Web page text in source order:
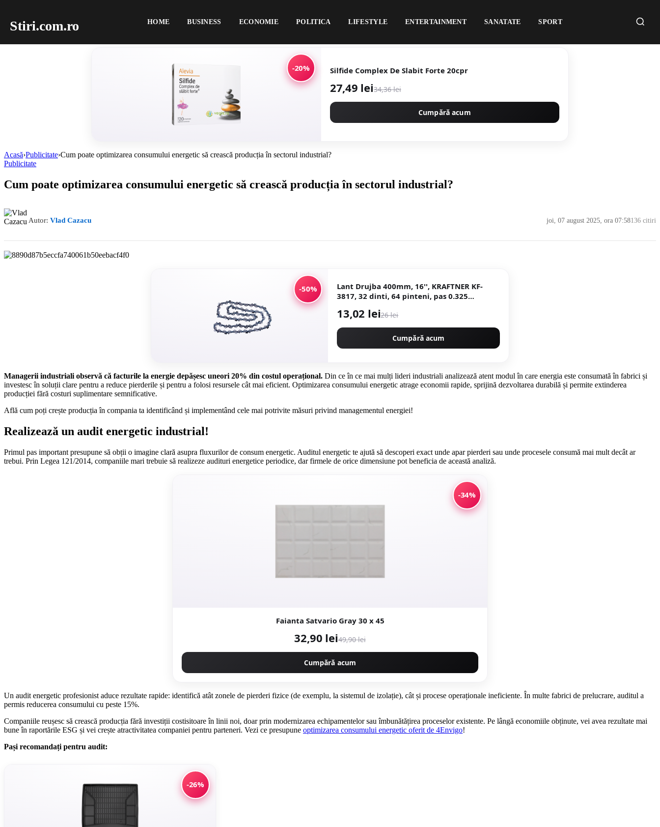
Stiri.com.ro HOME BUSINESS ECONOMIE POLITICA LIFESTYLE ENTERTAINMENT SANATATE SPORT
-20% Silfide Complex De Slabit Forte 20cpr
27,49 lei34,36 lei
Cumpără acum
Acasă›Publicitate›Cum poate optimizarea consumului energetic să crească producția în sectorul industrial?
Publicitate
Cum poate optimizarea consumului energetic să crească producția în sectorul industrial?
Autor: Vlad Cazacu joi, 07 august 2025, ora 07:58136 citiri
-50%
Lant Drujba 400mm, 16'', KRAFTNER KF-
3817, 32 dinti, 64 pinteni, pas 0.325
13,02 lei26 lei
Cumpără acum
Managerii industriali observă că facturile la energie depășesc uneori 20% din costul operațional. Din ce în ce mai mulți lideri industriali analizează atent modul în care energia este consumată în fabrici și
investesc în soluții clare pentru a reduce pierderile și pentru a folosi resursele cât mai eficient. Optimizarea consumului energetic atrage economii rapide, sprijină dezvoltarea durabilă și permite extinderea
producției fără costuri suplimentare semnificative.
Află cum poți crește producția în compania ta identificând și implementând cele mai potrivite măsuri privind managementul energiei!
Realizează un audit energetic industrial!
Primul pas important presupune să obții o imagine clară asupra fluxurilor de consum energetic. Auditul energetic te ajută să descoperi exact unde apar pierderi sau unde procesele consumă mai mult decât ar
trebui. Prin Legea 121/2014, companiile mari trebuie să realizeze audituri energetice periodice, dar firmele de orice dimensiune pot beneficia de această analiză.
-34%
Faianta Satvario Gray 30 x 45
32,90 lei49,90 lei
Cumpără acum
Un audit energetic profesionist aduce rezultate rapide: identifică atât zonele de pierderi fizice (de exemplu, la sistemul de izolație), cât și procese operaționale ineficiente. În multe fabrici de prelucrare, auditul a
permis reducerea consumului cu peste 15%.
Companiile reușesc să crească producția fără investiții costisitoare în linii noi, doar prin modernizarea echipamentelor sau îmbunătățirea proceselor existente. Pe lângă economiile obținute, vei avea rezultate mai
bune în raportările ESG și vei crește atractivitatea companiei pentru parteneri. Vezi ce presupune optimizarea consumului energetic oferit de 4Envigo!
Pași recomandați pentru audit:
-26%